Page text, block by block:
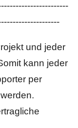
und jeder
kann jeder
per